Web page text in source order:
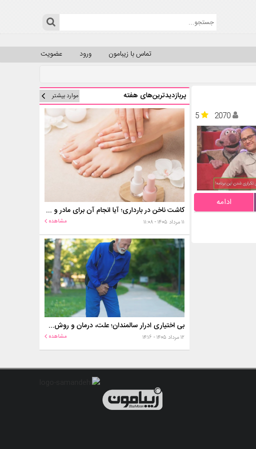
عضویت ورود تماس با زیبامون
5
2070
ادامه
پربازدیدترین‌های هفته موارد بیشتر
کاشت ناخن در بارداری؛ آیا انجام آن برای مادر و جنین خطر دارد؟
۱۱ مرداد ۱۴۰۵ - ۱۱:۰۸ مشاهده
بی اختیاری ادرار سالمندان؛ علت، درمان و روش‌های کنترل در منزل
۱۲ مرداد ۱۴۰۵ - ۱۴:۱۶ مشاهده